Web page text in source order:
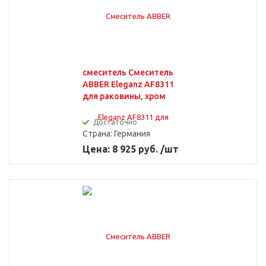
смеситель Смеситель
ABBER Eleganz AF8311
для раковины, хром
Достаточно
Страна: Германия
Цена: 8 925 руб. /шт